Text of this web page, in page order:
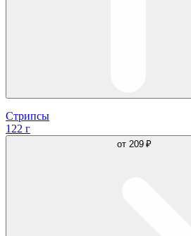
Стрипсы
122 г
от 209 ₽